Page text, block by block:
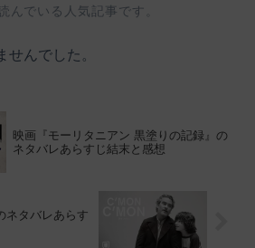
んでいる人気記事です。
せんでした。
映画『モーリタニアン 黒塗りの記録』の
ネタバレあらすじ結末と感想
ネタバレあらす